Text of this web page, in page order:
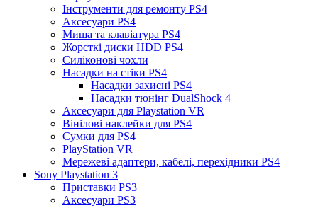
Інструменти для ремонту PS4
Аксесуари PS4
Миша та клавіатура PS4
Жорсткі диски HDD PS4
Силіконові чохли
Насадки на стіки PS4
Насадки захисні PS4
Насадки тюнінг DualShock 4
Аксесуари для Playstation VR
Вінілові наклейки для PS4
Сумки для PS4
PlayStation VR
Мережеві адаптери, кабелі, перехідники PS4
Sony Playstation 3
Приставки PS3
Аксесуари PS3